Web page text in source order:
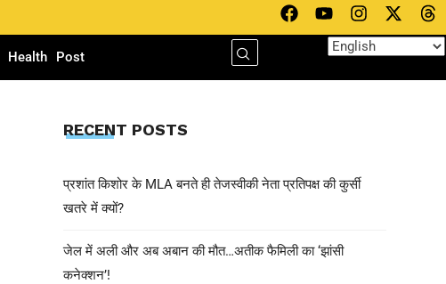
Health Post
RECENT POSTS
प्रशांत किशोर के MLA बनते ही तेजस्वीकी नेता प्रतिपक्ष की कुर्सी
खतरे में क्यों?
जेल में अली और अब अबान की मौत…अतीक फैमिली का ‘झांसी
कनेक्शन’!